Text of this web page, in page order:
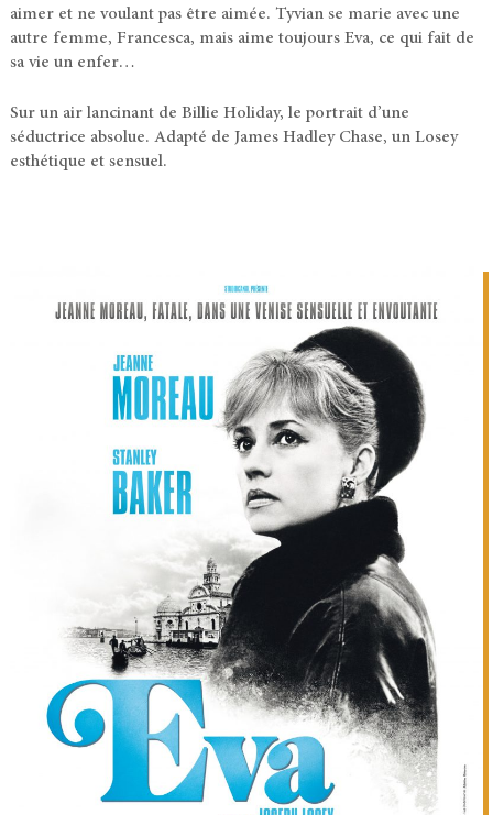
aimer et ne voulant pas être aimée. Tyvian se marie avec une
autre femme, Francesca, mais aime toujours Eva, ce qui fait de
sa vie un enfer…
Sur un air lancinant de Billie Holiday, le portrait d’une
séductrice absolue. Adapté de James Hadley Chase, un Losey
esthétique et sensuel.